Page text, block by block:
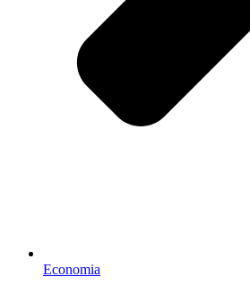
Economia